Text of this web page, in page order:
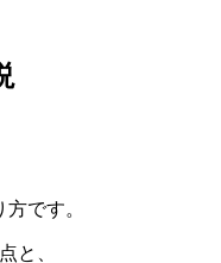
です。
と、